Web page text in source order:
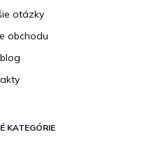
otázky
obchodu
KATEGÓRIE